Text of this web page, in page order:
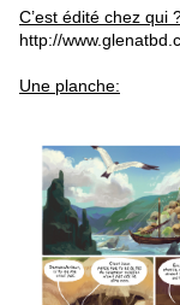
C’est édité chez qui
http://
Une planche: